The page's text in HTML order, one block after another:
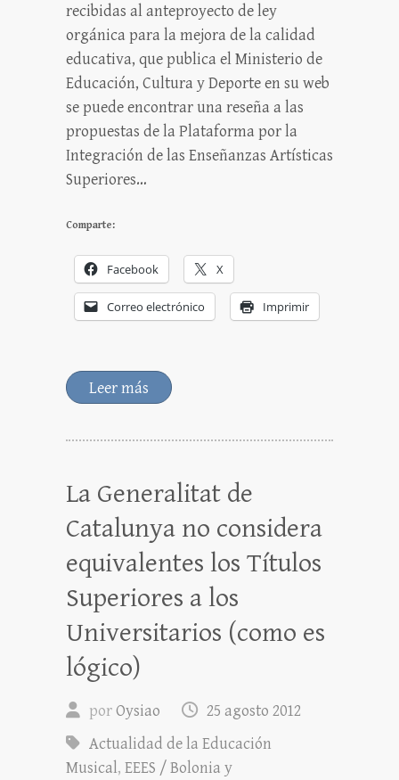
recibidas al anteproyecto de ley
orgánica para la mejora de la calidad
educativa, que publica el Ministerio de
Educación, Cultura y Deporte en su web
se puede encontrar una reseña a las
propuestas de la Plataforma por la
Integración de las Enseñanzas Artísticas
Superiores…
Comparte:
Facebook X
Correo electrónico Imprimir
Leer más
La Generalitat de
Catalunya no considera
equivalentes los Títulos
Superiores a los
Universitarios (como es
lógico)
porOysiao
25 agosto 2012
Actualidad de la Educación
Musical, EEES / Bolonia y